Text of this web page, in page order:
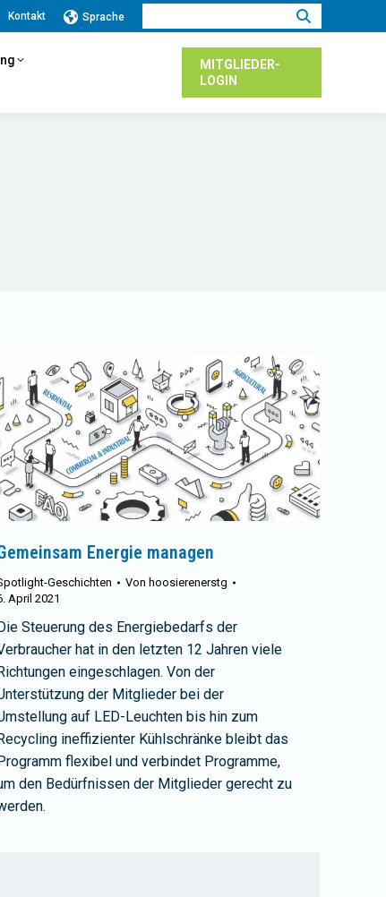
Kontakt Sprache
MITGLIEDER-
LOGIN
Energie managen
Geschichten Von hoosierenerstg
April 2021
Steuerung des Energiebedarfs der
hat in den letzten 12 Jahren viele
eingeschlagen. Von der
der Mitglieder bei der
auf LED-Leuchten bis hin zum
ineffizienter Kühlschränke bleibt das
flexibel und verbindet Programme,
den Bedürfnissen der Mitglieder gerecht zu